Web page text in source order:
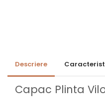
Panouri Decorative
Panouri Decorative
Descriere
Capac Plinta